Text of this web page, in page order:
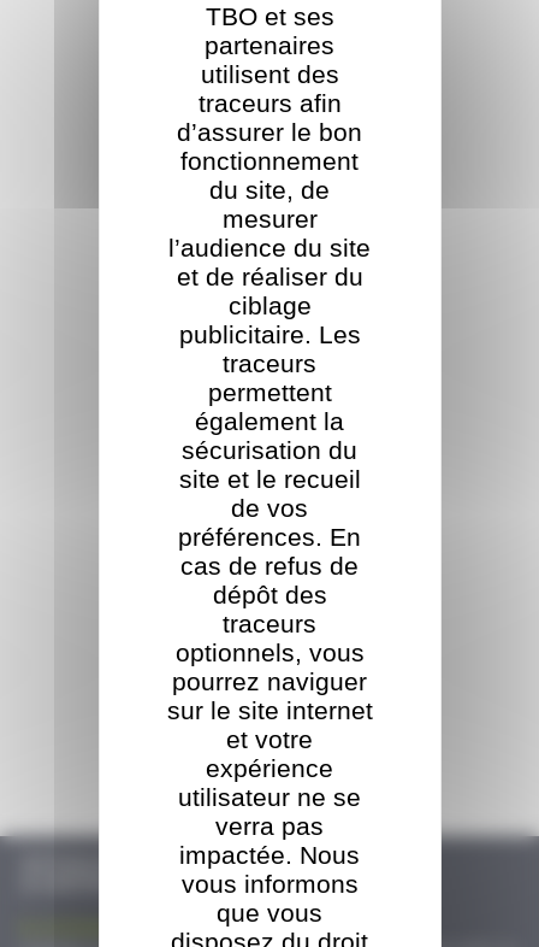
TBO et ses
partenaires
utilisent des
traceurs afin
d’assurer le bon
fonctionnement
du site, de
mesurer
l’audience du site
et de réaliser du
ciblage
publicitaire. Les
traceurs
permettent
également la
sécurisation du
site et le recueil
de vos
préférences. En
cas de refus de
dépôt des
traceurs
optionnels, vous
pourrez naviguer
sur le site internet
et votre
expérience
utilisateur ne se
verra pas
impactée. Nous
vous informons
que vous
disposez du droit
SCIAGE
PRODUITS CONNEXES
TRANSPORT
& CERTIFICATIONS
TBO s'adosse au groupe ORT
afin d'assurer la pérennité de l'entreprise et une transition en douceur
La croissance exponentielle de...
L’emballage bois industriel est en plein essor au sein de la SARL TBO. Deux lignes de